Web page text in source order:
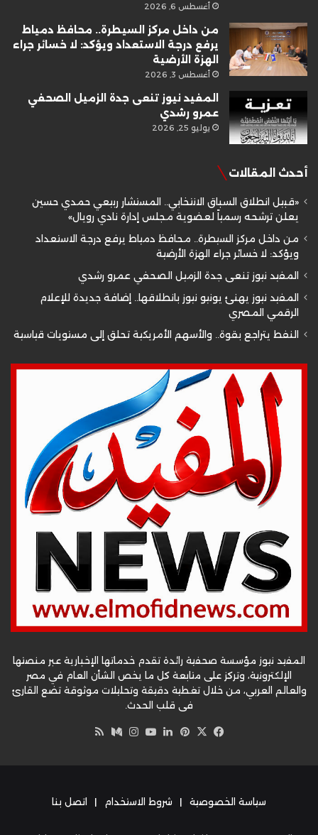
أغسطس 6, 2026
من داخل مركز السيطرة.. محافظ دمياط
يرفع درجة الاستعداد ويؤكد: لا خسائر جراء
الهزة الأرضية
أغسطس 3, 2026
المفيد نيوز تنعى جدة الزميل الصحفي
عمرو رشدي
يوليو 25, 2026
أحدث المقالات
«قبيل انطلاق السباق الانتخابي.. المستشار ربيعي حمدي حسين
يعلن ترشحه رسمياً لعضوية مجلس إدارة نادي رويال»
من داخل مركز السيطرة.. محافظ دمياط يرفع درجة الاستعداد
ويؤكد: لا خسائر جراء الهزة الأرضية
المفيد نيوز تنعى جدة الزميل الصحفي عمرو رشدي
المفيد نيوز يهنئ يونيو نيوز بانطلاقها.. إضافة جديدة للإعلام
الرقمي المصري
النفط يتراجع بقوة.. والأسهم الأمريكية تحلق إلى مستويات قياسية
المفيد نيوز مؤسسة صحفية رائدة تقدم خدماتها الإخبارية عبر منصتها
الإلكترونية، وتركز على متابعة كل ما يخص الشأن العام في مصر
والعالم العربي، من خلال تغطية دقيقة وتحليلات موثوقة تضع القارئ
في قلب الحدث.
فيسبوك
‫X بينتيريست
لينكدإن‫YouTube
انستقرام
وسط
سياسة الخصوصية | شروط الاستخدام | اتصل بنا